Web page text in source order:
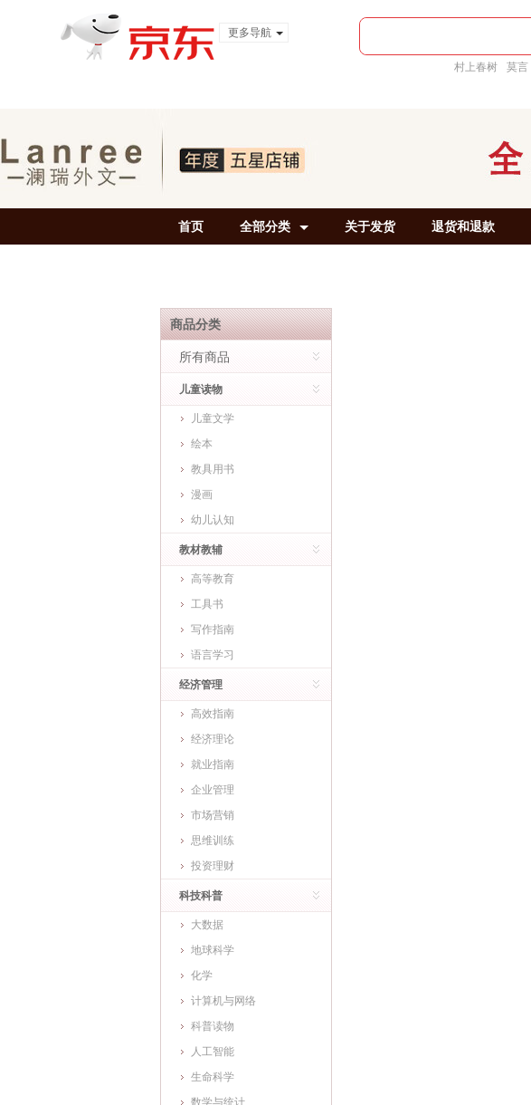
更多导航
村上春树 莫言
首页 全部分类 关于发货 退货和退款
商品分类
所有商品
儿童读物
儿童文学
绘本
教具用书
漫画
幼儿认知
教材教辅
高等教育
工具书
写作指南
语言学习
经济管理
高效指南
经济理论
就业指南
企业管理
市场营销
思维训练
投资理财
科技科普
大数据
地球科学
化学
计算机与网络
科普读物
人工智能
生命科学
数学与统计